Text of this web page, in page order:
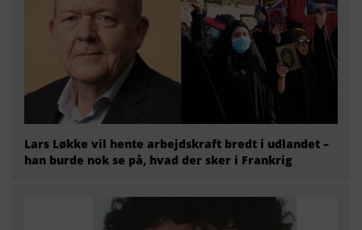
Lars Løkke vil hente arbejdskraft bredt i udlandet –
han burde nok se på, hvad der sker i Frankrig